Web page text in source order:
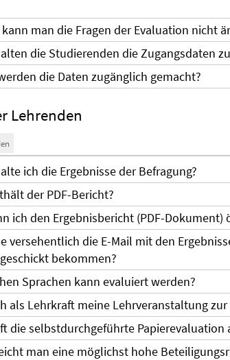
man die Fragen der Evaluation nicht
die Studierenden die Zugangsdaten
die Daten zugänglich gemacht?
Lehrenden
ich die Ergebnisse der Befragung?
der PDF-Bericht?
ich den Ergebnisbericht (PDF-Dokument)
versehentlich die E-Mail mit den
bekommen?
Sprachen kann evaluiert werden?
als Lehrkraft meine Lehrveranstaltung
die selbstdurchgeführte Papierevaluation
man eine möglichst hohe